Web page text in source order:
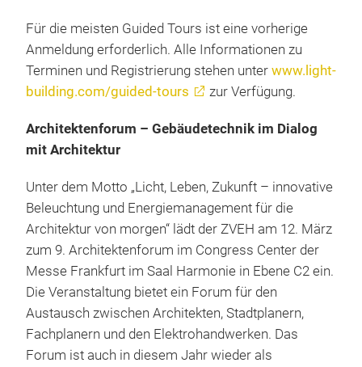
Für die meisten Guided Tours ist eine vorherige
Anmeldung erforderlich. Alle Informationen zu
Terminen und Registrierung stehen unter www.light-
building.com/guided-tours
zur Verfügung.
Architektenforum – Gebäudetechnik im Dialog
mit Architektur
Unter dem Motto „Licht, Leben, Zukunft – innovative
Beleuchtung und Energiemanagement für die
Architektur von morgen“ lädt der ZVEH am 12. März
zum 9. Architektenforum im Congress Center der
Messe Frankfurt im Saal Harmonie in Ebene C2 ein.
Die Veranstaltung bietet ein Forum für den
Austausch zwischen Architekten, Stadtplanern,
Fachplanern und den Elektrohandwerken. Das
Forum ist auch in diesem Jahr wieder als